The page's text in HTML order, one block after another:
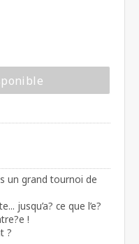
un grand tournoi de
jusqu’a? ce que l’e?
!
?